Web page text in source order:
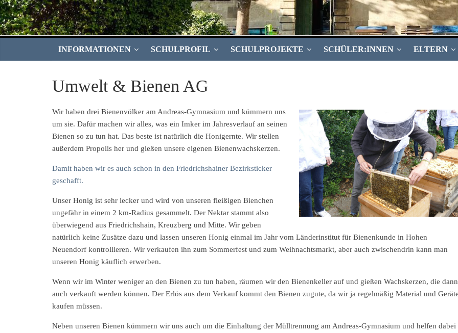
INFORMATIONEN SCHULPROFIL SCHULPROJEKTE SCHÜLER:INNEN ELTERN
Umwelt & Bienen AG
Wir haben drei Bienenvölker am Andreas-Gymnasium und kümmern uns
um sie. Dafür machen wir alles, was ein Imker im Jahresverlauf an seinen
Bienen so zu tun hat. Das beste ist natürlich die Honigernte. Wir stellen
außerdem Propolis her und gießen unsere eigenen Bienenwachskerzen.
Damit haben wir es auch schon in den Friedrichshainer Bezirksticker
geschafft.
Unser Honig ist sehr lecker und wird von unseren fleißigen Bienchen
ungefähr in einem 2 km-Radius gesammelt. Der Nektar stammt also
überwiegend aus Friedrichshain, Kreuzberg und Mitte. Wir geben
natürlich keine Zusätze dazu und lassen unseren Honig einmal im Jahr vom Länderinstitut für Bienenkunde in Hohen
Neuendorf kontrollieren. Wir verkaufen ihn zum Sommerfest und zum Weihnachtsmarkt, aber auch zwischendrin kann man
unseren Honig käuflich erwerben.
Wenn wir im Winter weniger an den Bienen zu tun haben, räumen wir den Bienenkeller auf und gießen Wachskerzen, die dann
auch verkauft werden können. Der Erlös aus dem Verkauf kommt den Bienen zugute, da wir ja regelmäßig Material und
kaufen müssen.
Neben unseren Bienen kümmern wir uns auch um die Einhaltung der Mülltrennung am Andreas-Gymnasium und helfen dabei